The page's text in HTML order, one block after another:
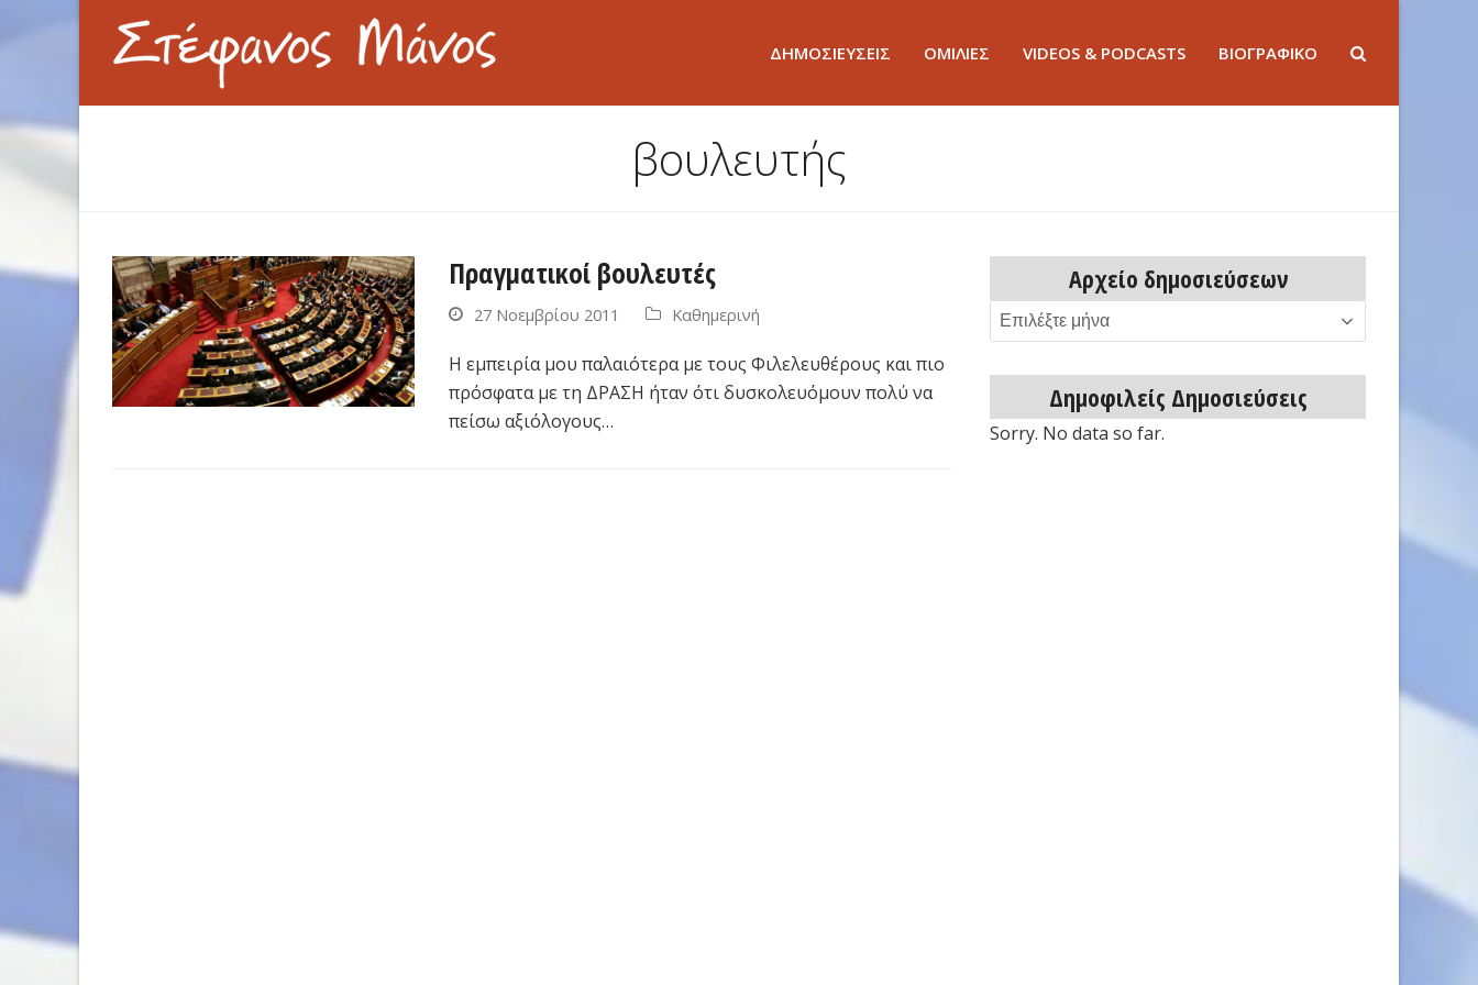
ΔΗΜΟΣΙΕΥΣΕΙΣ ΟΜΙΛΙΕΣ VIDEOS & PODCASTS ΒΙΟΓΡΑΦΙΚΟ
βουλευτής
Πραγματικοί βουλευτές
27 Νοεμβρίου 2011 Καθημερινή
Η εμπειρία μου παλαιότερα με τους Φιλελευθέρους και πιο
πρόσφατα με τη ΔΡΑΣΗ ήταν ότι δυσκολευόμουν πολύ να
πείσω αξιόλογους…
Αρχείο δημοσιεύσεων
Αρχείο
δημοσιεύσεων
Δημοφιλείς Δημοσιεύσεις
Sorry. No data so far.